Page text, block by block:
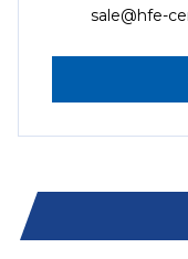
sale@hfe-